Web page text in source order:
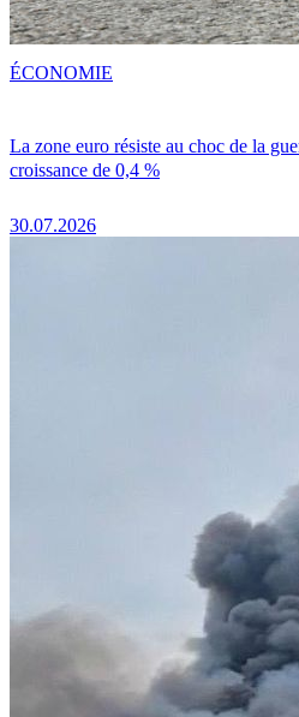
La zone euro résiste au choc de la
croissance de 0,4 %
30.07.2026
ÉCONOMIE